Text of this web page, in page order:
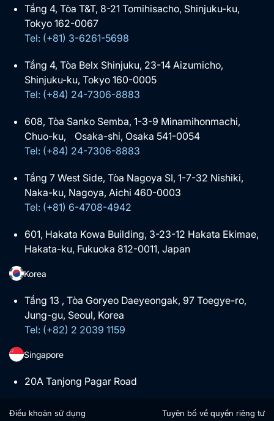
Tầng 4, Tòa T&T, 8-21 Tomihisacho, Shinjuku-ku,
Tokyo 162-0067
Tel: (+81) 3-6261-5698
Tầng 4, Tòa Belx Shinjuku, 23-14 Aizumicho,
Shinjuku-ku, Tokyo 160-0005
Tel: (+84) 24-7306-8883
608, Tòa Sanko Semba, 1-3-9 Minamihonmachi,
Chuo-ku, Osaka-shi, Osaka 541-0054
Tel: (+84) 24-7306-8883
Tầng 7 West Side, Tòa Nagoya SI, 1-7-32 Nishiki,
Naka-ku, Nagoya, Aichi 460-0003
Tel: (+81) 6-4708-4942
601, Hakata Kowa Building, 3-23-12 Hakata Ekimae,
Hakata-ku, Fukuoka 812-0011, Japan
Korea
Tầng 13 , Tòa Goryeo Daeyeongak, 97 Toegye-ro,
Jung-gu, Seoul, Korea
Tel: (+82) 2 2039 1159
Singapore
20A Tanjong Pagar Road
Điều khoản sử dụng Tuyên bố về quyền riêng tư